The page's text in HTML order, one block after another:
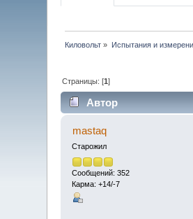
Киловольт » Испытания и
Страницы: [1]
Автор
mastaq
Старожил
Сообщений: 352
Карма: +14/-7